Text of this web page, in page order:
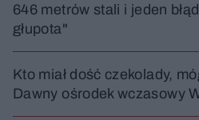
646 metrów stali i jeden
głupota"
Kto miał dość czekolady,
Dawny ośrodek wczasowy